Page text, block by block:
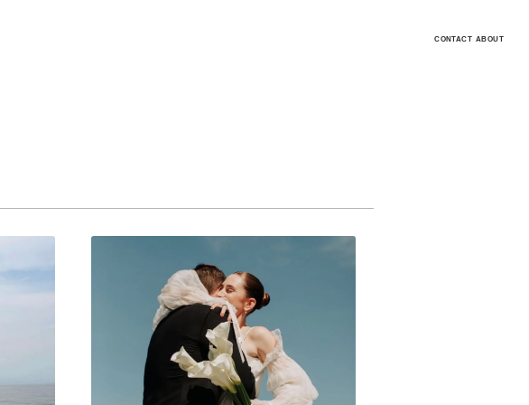
CONTACT ABOUT